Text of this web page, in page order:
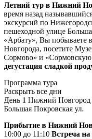
Летний тур в Нижний
время назад
экскурсий по
пешеходной улице
«Арбату», Вы побываете
Новгорода, посетите
Сормово» и
дегустация сладкой
Программа тура
Раскрыть все дни
День 1 Нижний
Большая Покровская ул.
Прибытие в Нижний
10:00 до 11:10 Встреча